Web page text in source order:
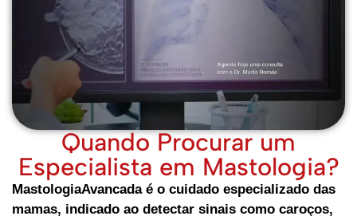
Quando Procurar um
Especialista em Mastologia?
MastologiaAvancada é o cuidado especializado das
mamas, indicado ao detectar sinais como caroços,